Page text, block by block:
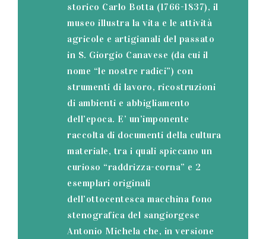
storico Carlo Botta (1766-1837), il
museo illustra la vita e le attività
agricole e artigianali del passato
in S. Giorgio Canavese (da cui il
nome “le nostre radici”) con
strumenti di lavoro, ricostruzioni
di ambienti e abbigliamento
dell’epoca. E’ un’imponente
raccolta di documenti della cultura
materiale, tra i quali spiccano un
curioso “raddrizza-corna” e 2
esemplari originali
dell’ottocentesca macchina fono
stenografica del sangiorgese
Antonio Michela che, in versione